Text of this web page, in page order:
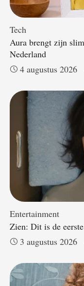
Tech
Aura brengt zijn
Nederland
4 augustus 2026
Entertainment
Zien: Dit is de
3 augustus 2026